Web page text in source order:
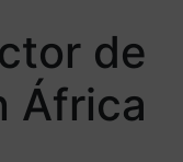
de
África